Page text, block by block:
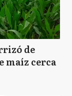
de
maíz cerca